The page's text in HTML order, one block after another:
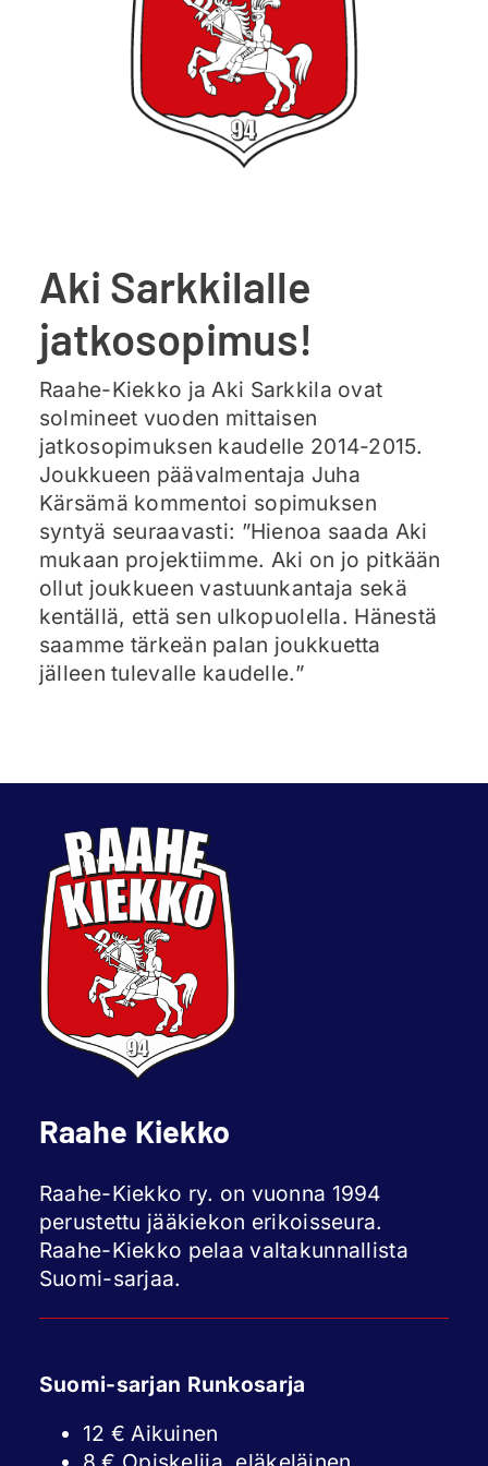
Ajankohtaista
Aki Sarkkilalle
jatkosopimus!
Raahe-Kiekko ja Aki Sarkkila ovat
solmineet vuoden mittaisen
jatkosopimuksen kaudelle 2014-2015.
Joukkueen päävalmentaja Juha
Kärsämä kommentoi sopimuksen
syntyä seuraavasti: ”Hienoa saada Aki
mukaan projektiimme. Aki on jo pitkään
ollut joukkueen vastuunkantaja sekä
kentällä, että sen ulkopuolella. Hänestä
saamme tärkeän palan joukkuetta
jälleen tulevalle kaudelle.”
Raahe Kiekko
Raahe-Kiekko ry. on vuonna 1994
perustettu jääkiekon erikoisseura.
Raahe-Kiekko pelaa valtakunnallista
Suomi-sarjaa.
Suomi-sarjan Runkosarja
12 € Aikuinen